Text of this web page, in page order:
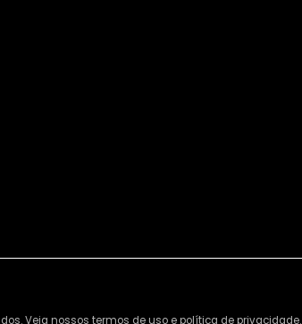
Veja nossos termos de uso e política de privacidade.